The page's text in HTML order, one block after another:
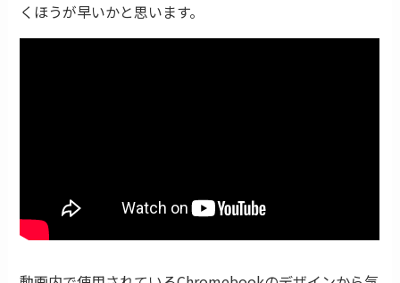
くほうが早いかと思います。